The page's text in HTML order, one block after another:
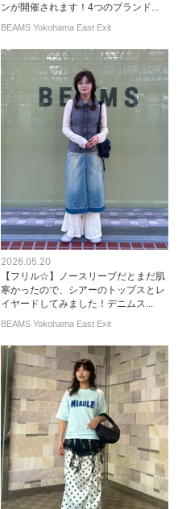
ンが開催されます！4つのブランド...
BEAMS Yokohama East Exit
2026.05.20
【フリル☆】ノースリーブだとまだ肌
寒かったので、シアーのトップスとレ
イヤードしてみました！デニムス...
BEAMS Yokohama East Exit